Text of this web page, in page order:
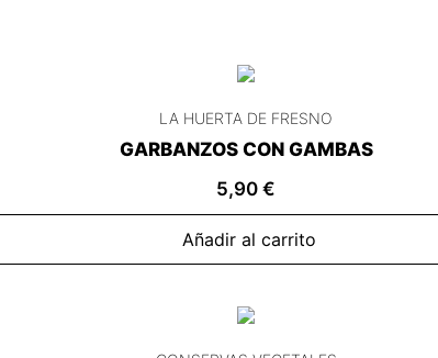
LA HUERTA DE FRESNO
GARBANZOS CON GAMBAS
5,90 €
Añadir al carrito